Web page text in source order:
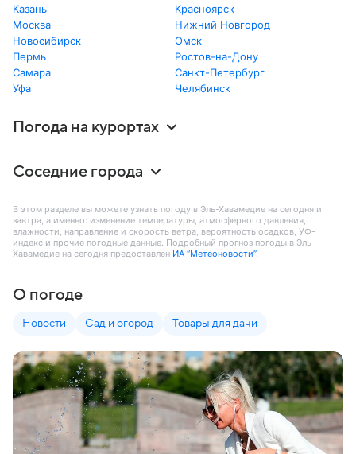
Казань
Красноярск
Москва
Нижний Новгород
Новосибирск
Омск
Пермь
Ростов-на-Дону
Самара
Санкт-Петербург
Уфа
Челябинск
Погода на курортах
Соседние города
В этом разделе вы можете узнать погоду в Эль-Хавамедие на сегодня и
завтра, а именно: изменение температуры, атмосферного давления,
влажности, направление и скорость ветра, вероятность осадков, УФ-
индекс и прочие погодные данные. Подробный прогноз погоды в Эль-
Хавамедие на сегодня предоставлен ИА “Метеоновости”.
О погоде
Новости Сад и огород Товары для дачи